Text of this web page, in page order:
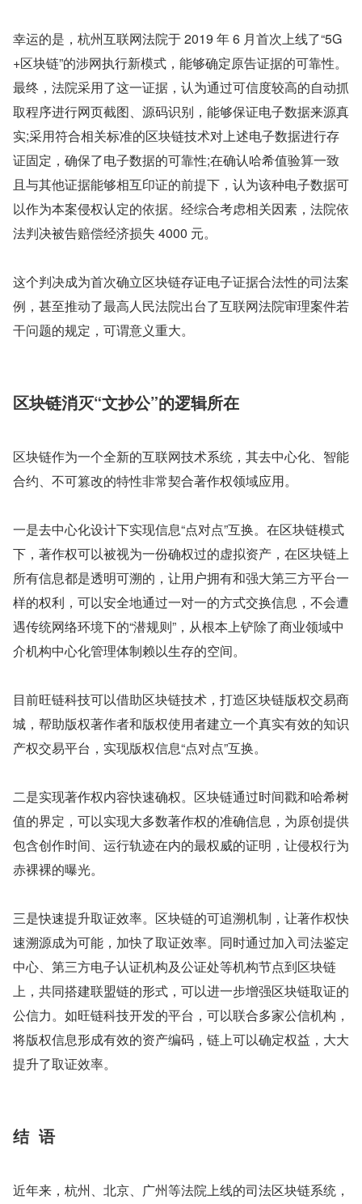
幸运的是，杭州互联网法院于 2019 年 6 月首次上线了“5G
+区块链”的涉网执行新模式，能够确定原告证据的可靠性。
最终，法院采用了这一证据，认为通过可信度较高的自动抓
取程序进行网页截图、源码识别，能够保证电子数据来源真
实;采用符合相关标准的区块链技术对上述电子数据进行存
证固定，确保了电子数据的可靠性;在确认哈希值验算一致
且与其他证据能够相互印证的前提下，认为该种电子数据可
以作为本案侵权认定的依据。经综合考虑相关因素，法院依
法判决被告赔偿经济损失 4000 元。
这个判决成为首次确立区块链存证电子证据合法性的司法案
例，甚至推动了最高人民法院出台了互联网法院审理案件若
干问题的规定，可谓意义重大。
区块链消灭“文抄公”的逻辑所在
区块链作为一个全新的互联网技术系统，其去中心化、智能
合约、不可篡改的特性非常契合著作权领域应用。
一是去中心化设计下实现信息“点对点”互换。在区块链模式
下，著作权可以被视为一份确权过的虚拟资产，在区块链上
所有信息都是透明可溯的，让用户拥有和强大第三方平台一
样的权利，可以安全地通过一对一的方式交换信息，不会遭
遇传统网络环境下的“潜规则”，从根本上铲除了商业领域中
介机构中心化管理体制赖以生存的空间。
目前旺链科技可以借助区块链技术，打造区块链版权交易商
城，帮助版权著作者和版权使用者建立一个真实有效的知识
产权交易平台，实现版权信息“点对点”互换。
二是实现著作权内容快速确权。区块链通过时间戳和哈希树
值的界定，可以实现大多数著作权的准确信息，为原创提供
包含创作时间、运行轨迹在内的最权威的证明，让侵权行为
赤裸裸的曝光。
三是快速提升取证效率。区块链的可追溯机制，让著作权快
速溯源成为可能，加快了取证效率。同时通过加入司法鉴定
中心、第三方电子认证机构及公证处等机构节点到区块链
上，共同搭建联盟链的形式，可以进一步增强区块链取证的
公信力。如旺链科技开发的平台，可以联合多家公信机构，
将版权信息形成有效的资产编码，链上可以确定权益，大大
提升了取证效率。
结  语
近年来，杭州、北京、广州等法院上线的司法区块链系统，